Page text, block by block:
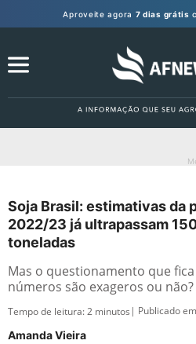
Aproveite agora 7 dias grátis
Soja Brasil: estimativas da
2022/23 já ultrapassam
toneladas
Mas o questionamento que
números são exageros ou
Tempo de leitura:2 minutos | Publicado
Amanda Vieira